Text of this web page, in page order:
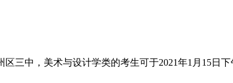
三中，美术与设计学类的考生可于2021年1月15日